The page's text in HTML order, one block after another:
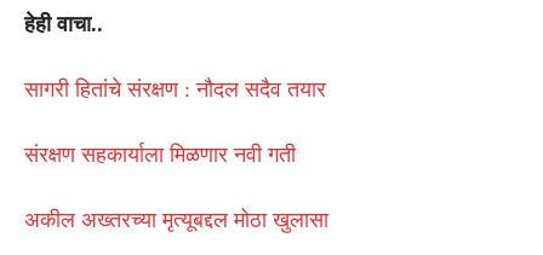
हेही वाचा..
सागरी हितांचे संरक्षण : नौदल सदैव तयार
संरक्षण सहकार्याला मिळणार नवी गती
अकील अख्तरच्या मृत्यूबद्दल मोठा खुलासा